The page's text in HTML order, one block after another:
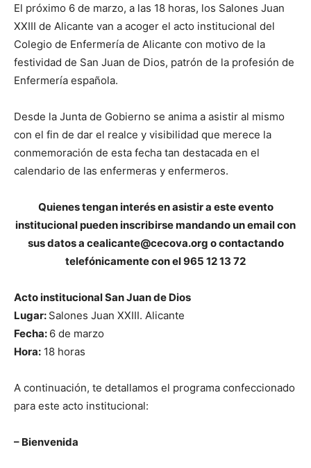
El próximo 6 de marzo, a las 18 horas, los Salones Juan
XXIII de Alicante van a acoger el acto institucional del
Colegio de Enfermería de Alicante con motivo de la
festividad de San Juan de Dios, patrón de la profesión de
Enfermería española.
Desde la Junta de Gobierno se anima a asistir al mismo
con el fin de dar el realce y visibilidad que merece la
conmemoración de esta fecha tan destacada en el
calendario de las enfermeras y enfermeros.
Quienes tengan interés en asistir a este evento
institucional pueden inscribirse mandando un email con
sus datos a cealicante@cecova.org o contactando
telefónicamente con el 965 12 13 72
Acto institucional San Juan de Dios
Lugar: Salones Juan XXIII. Alicante
Fecha: 6 de marzo
Hora: 18 horas
A continuación, te detallamos el programa confeccionado
para este acto institucional:
– Bienvenida